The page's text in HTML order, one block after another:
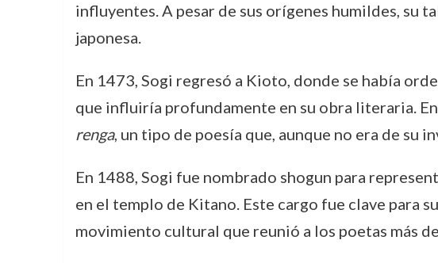
influyentes. A pesar de sus orígenes humildes, su
japonesa.
En 1473, Sogi regresó a Kioto, donde se había
que influiría profundamente en su obra literaria.
renga, un tipo de poesía que, aunque no era de su
En 1488, Sogi fue nombrado shogun para
en el templo de Kitano. Este cargo fue clave para
movimiento cultural que reunió a los poetas más